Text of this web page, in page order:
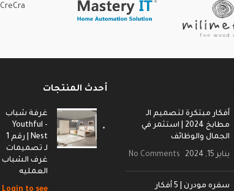
CreCra
أفكار مبتكرة لتصميم الـ
مطابخ 2024 | استثمر في
الجمال والوظائف
يناير 15, 2024 No Comments
سفره مودرن | 5 أفكار
أحدث المنتجات
غرفة شباب
- Youthful
Nest | رقم 1
لـ تصميمات
غرف الشباب
العمليه